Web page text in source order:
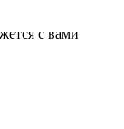
с вами